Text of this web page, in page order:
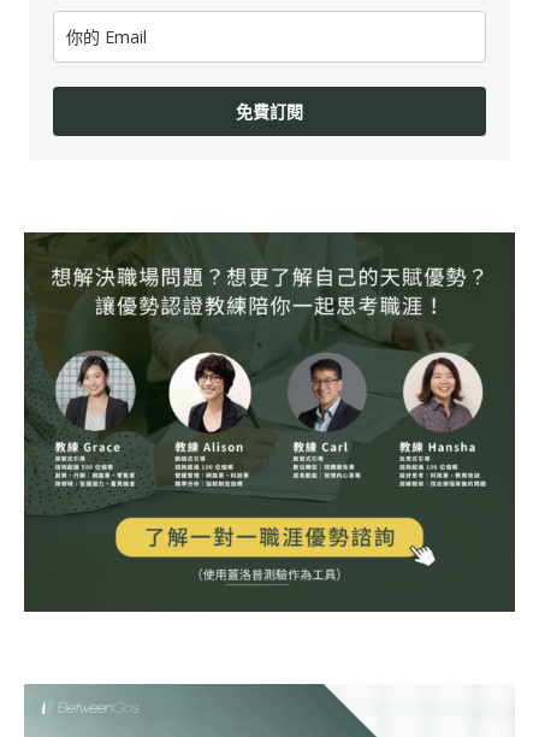
免費訂閱